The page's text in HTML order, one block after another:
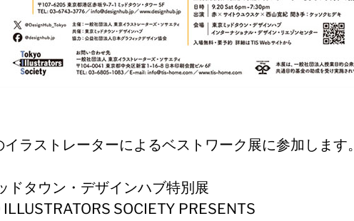
イラストレーターによるベストワーク展に参加します。
ドタウン・デザインハブ特別展
ILLUSTRATORS SOCIETY PRESENTS